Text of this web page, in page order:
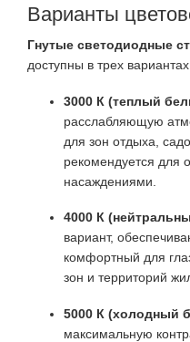
Варианты
Гнутые светодиодные
доступны в трех
3000 К (теплый
расслабляющую
для зон отдыха,
рекомендуется для
насаждениями.
4000 К
вариант,
комфортный для
зон и территорий
5000 К (холодный
максимальную